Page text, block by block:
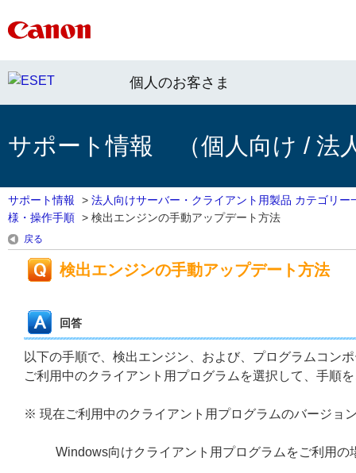
個人のお客さま
サポート情報 （個人向け / 法
サポート情報 > 法人向けサーバー・クライアント用製品 カテゴリー
様・操作手順 > 検出エンジンの手動アップデート方法
戻る
検出エンジンの手動アップデート方法
回答
以下の手順で、検出エンジン、および、プログラムコン
ご利用中のクライアント用プログラムを選択して、手順
※ 現在ご利用中のクライアント用プログラムのバージョ
Windows向けクライアント用プログラムをご利用の